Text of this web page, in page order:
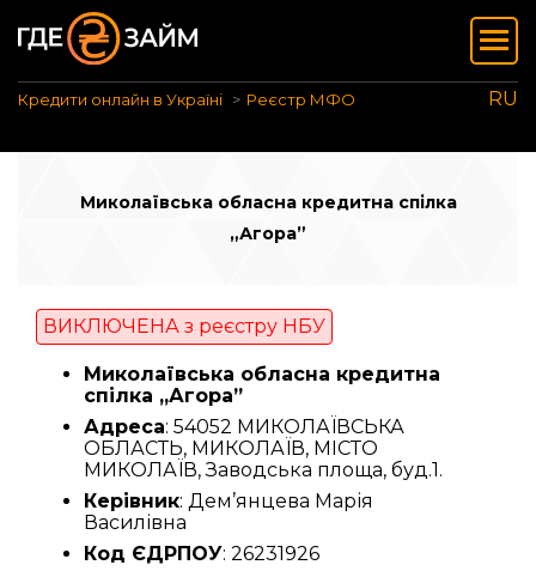
Кредити онлайн в Україні Реєстр МФО RU
Миколаївська обласна кредитна спілка
„Агора”
ВИКЛЮЧЕНА з реєстру НБУ
Миколаївська обласна кредитна
спілка „Агора”
Адреса: 54052 МИКОЛАЇВСЬКА
ОБЛАСТЬ, МИКОЛАЇВ, МІСТО
МИКОЛАЇВ, Заводська площа, буд.1.
Керівник: Дем’янцева Марія
Василівна
Код ЄДРПОУ: 26231926